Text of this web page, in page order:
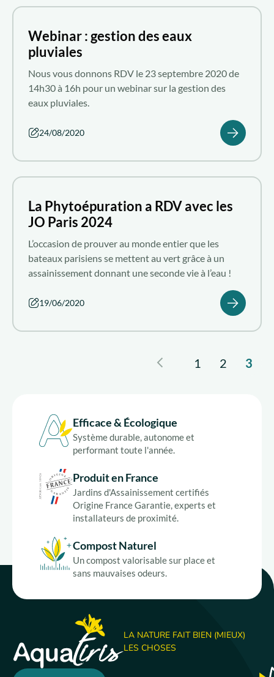
Webinar : gestion des eaux
pluviales
Nous vous donnons RDV le 23 septembre 2020 de
14h30 à 16h pour un webinar sur la gestion des
eaux pluviales.
24/08/2020
La Phytoépuration a RDV avec les
JO Paris 2024
L’occasion de prouver au monde entier que les
bateaux parisiens se mettent au vert grâce à un
assainissement donnant une seconde vie à l’eau !
19/06/2020
1 2 3
Efficace & Écologique
Système durable, autonome et
performant toute l'année.
Produit en France
Jardins d'Assainissement certifiés
Origine France Garantie, experts et
installateurs de proximité.
Compost Naturel
Un compost valorisable sur place et
sans mauvaises odeurs.
LA NATURE FAIT BIEN (MIEUX)
LES CHOSES